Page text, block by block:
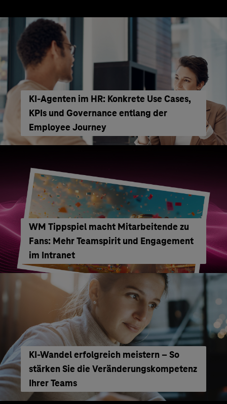
KI‑Agenten im HR: Konkrete Use Cases,
KPIs und Governance entlang der
Employee Journey
WM Tippspiel macht Mitarbeitende zu
Fans: Mehr Teamspirit und Engagement
im Intranet
KI-Wandel erfolgreich meistern – So
stärken Sie die Veränderungskompetenz
Ihrer Teams